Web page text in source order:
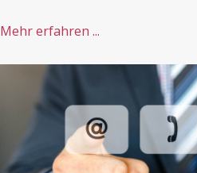
Mehr erfahren ...